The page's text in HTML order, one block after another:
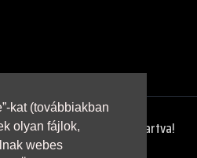
kat (továbbiakban
olyan fájlok,
webes
- Minden Jog Fenntartva!